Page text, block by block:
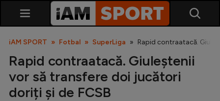
iAM SPORT Fotbal SuperLiga Rapid contraatacă.
Rapid contraatacă. Giuleștenii
vor să transfere doi jucători
doriți și de FCSB